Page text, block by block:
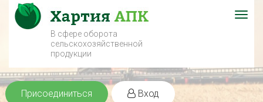
В сфере оборота
сельскохозяйственной
продукции
Присоединиться Вход